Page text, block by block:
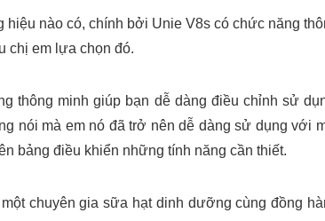
nào có, chính bởi Unie V8s có chức năng
chị em lựa chọn đó.
thông minh giúp bạn dễ dàng điều chỉnh sử
nói mà em nó đã trở nên dễ dàng sử dụng với
bảng điều khiển những tính năng cần thiết.
chuyên gia sữa hạt dinh dưỡng cùng đồng